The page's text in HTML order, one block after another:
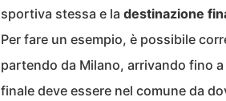
sportiva stessa e la destinazione
Per fare un esempio, è possibile
partendo da Milano, arrivando fino
finale deve essere nel comune da